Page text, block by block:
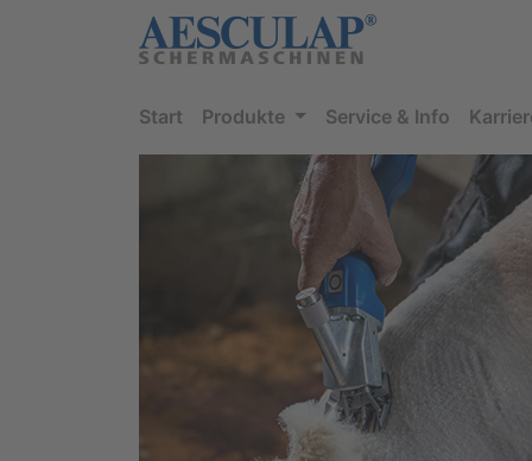
Start Produkte Service & Info